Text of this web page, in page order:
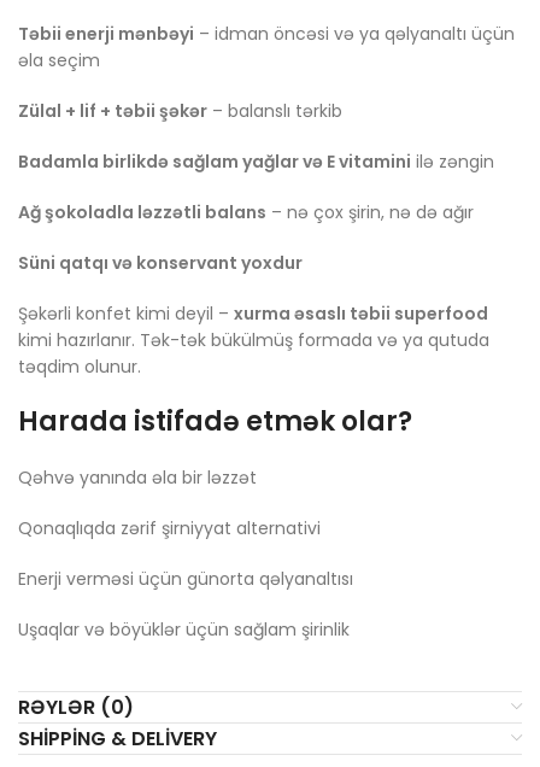
Təbii enerji mənbəyi – idman öncəsi və ya qəlyanaltı üçün
əla seçim
Zülal + lif + təbii şəkər – balanslı tərkib
Badamla birlikdə sağlam yağlar və E vitamini ilə zəngin
Ağ şokoladla ləzzətli balans – nə çox şirin, nə də ağır
Süni qatqı və konservant yoxdur
Şəkərli konfet kimi deyil – xurma əsaslı təbii superfood
kimi hazırlanır. Tək-tək bükülmüş formada və ya qutuda
təqdim olunur.
Harada istifadə etmək olar?
Qəhvə yanında əla bir ləzzət
Qonaqlıqda zərif şirniyyat alternativi
Enerji verməsi üçün günorta qəlyanaltısı
Uşaqlar və böyüklər üçün sağlam şirinlik
RƏYLƏR (0)
SHIPPING & DELIVERY